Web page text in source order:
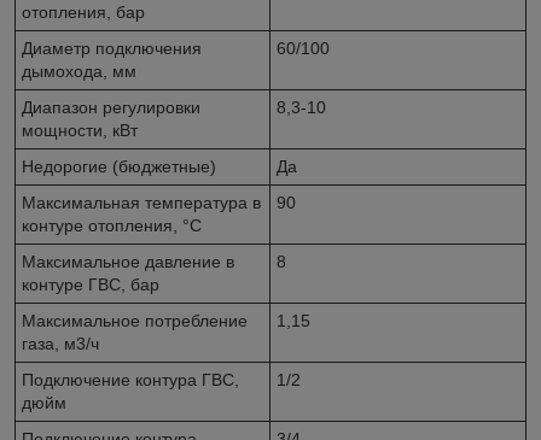
отопления, бар
Диаметр подключения
дымохода, мм
60/100
Диапазон регулировки
мощности, кВт
8,3-10
Недорогие (бюджетные)
Да
Максимальная температура в
контуре отопления, °C
90
Максимальное давление в
контуре ГВС, бар
8
Максимальное потребление
газа, м3/ч
1,15
Подключение контура ГВС,
дюйм
1/2